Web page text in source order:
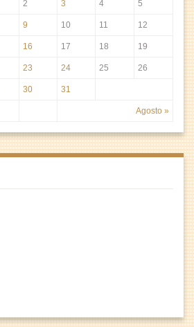
Agosto »
2 3 4 5
9 10 11 12
16 17 18 19
23 24 25 26
30 31